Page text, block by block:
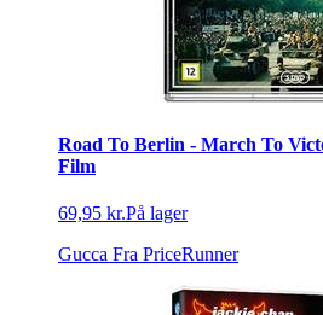
Road To Berlin - March To
Film
69,95 kr.På lager
Gucca Fra PriceRunner